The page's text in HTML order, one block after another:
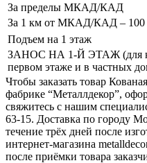
За пределы МКАД/КАД
За 1 км от МКАД/КАД – 100
Подъем на 1 этаж
ЗАНОС НА 1-Й ЭТАЖ (для
первом этаже и в частных
Чтобы заказать товар
фабрике “Металлдекор”,
свяжитесь с нашим
63-15. Доставка по городу
течение трёх дней после
интернет-магазина
после приёмки товара